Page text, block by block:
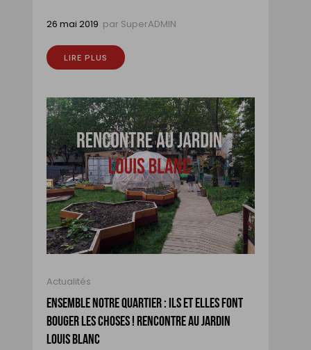
26 mai 2019 par SuperADMIN
LIRE PLUS
Actualités
ENSEMBLE NOTRE QUARTIER : ILS ET ELLES FONT
BOUGER LES CHOSES ! RENCONTRE AU JARDIN
LOUIS BLANC